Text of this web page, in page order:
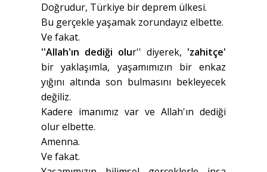
Doğrudur, Türkiye bir deprem ülkesi.
Bu gerçekle yaşamak zorundayız elbette.
Ve fakat.
''Allah'ın dediği olur'' diyerek, 'zahitçe'
bir yaklaşımla, yaşamımızın bir enkaz
yığını altında son bulmasını bekleyecek
değiliz.
Kadere imanımız var ve Allah'ın dediği
olur elbette.
Amenna.
Ve fakat.